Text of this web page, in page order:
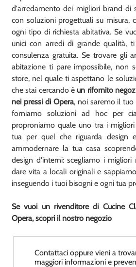
d'arredamento dei migliori brand di
con soluzioni progettuali su misura,
ogni tipo di richiesta abitativa. Se
unici con arredi di grande qualità,
consulenza gratuita. Se trovare gli
abitazione ti pare impossibile, non
store, nel quale ti aspettano le
che stai cercando è un rifornito
nei pressi di Opera, noi saremo il
forniamo soluzioni ad hoc per
proproniamo quale uno tra i
tua per quel che riguarda design
ammodernare la tua casa
design d'interni: scegliamo i
dare vita a locali originali e
inseguendo i tuoi bisogni e ogni tua
Se vuoi un rivenditore di Cucine
Opera, scopri il nostro negozio
Contattaci oppure vieni a
maggiori informazioni e